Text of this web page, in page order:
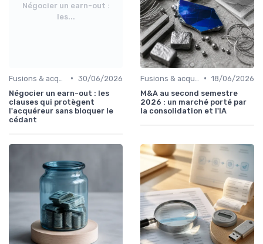
Négocier un earn-out :
les...
• 30/06/2026
Négocier un earn-out : les
clauses qui protègent
l'acquéreur sans bloquer le
cédant
• 18/06/2026
M&A au second semestre
2026 : un marché porté par
la consolidation et l'IA